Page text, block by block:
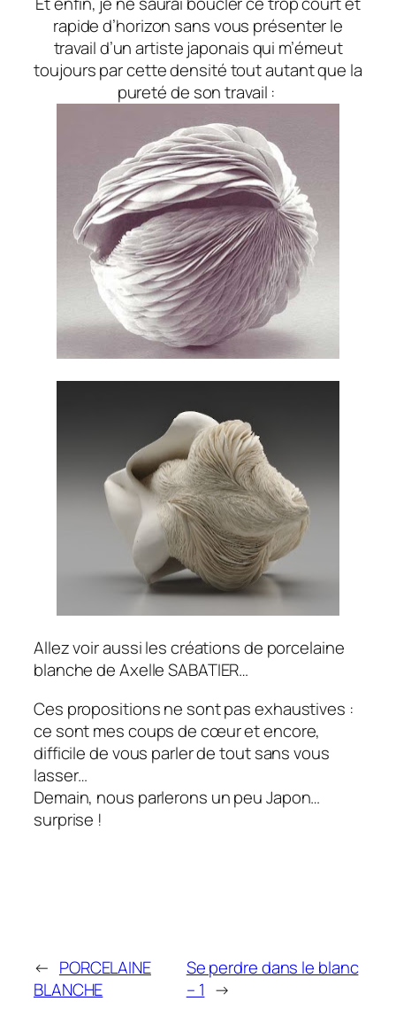
rapide d’horizon sans vous présenter le
travail d’un artiste japonais qui m’émeut
toujours par cette densité tout autant que la
pureté de son travail :
Allez voir aussi les créations de porcelaine
blanche de Axelle SABATIER…
Ces propositions ne sont pas exhaustives :
ce sont mes coups de cœur et encore,
difficile de vous parler de tout sans vous
lasser…
Demain, nous parlerons un peu Japon…
surprise !
← PORCELAINE
BLANCHE
Se perdre dans le blanc
– 1 →